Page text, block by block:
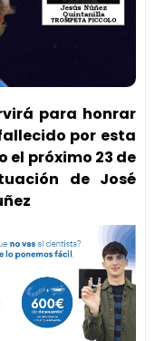
para honrar
por esta
el próximo 23 de
de José